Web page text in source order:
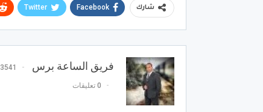
شارك Facebook
Twitter
فريق الساعة برس 3541 المشاركات
0 تعليقات